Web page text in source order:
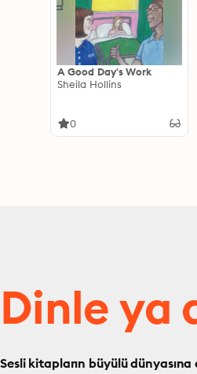
A Good Day's Work
Sheila Hollins
0
Dinle ya
Sesli kitapların büyülü dünyasına